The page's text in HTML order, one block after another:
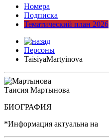
Номера
Подписка
Тематический план 2026
Персоны
TaisiyaMartyinova
Таисия Мартынова
БИОГРАФИЯ
*Информация актуальна на